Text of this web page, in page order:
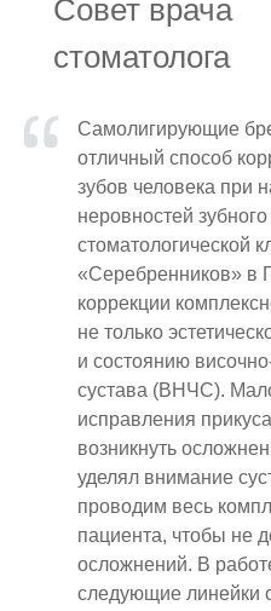
Самолигирующие
отличный способ
зубов человека при
неровностей
стоматологической
«Серебренников» в
коррекции
не только
и состоянию
сустава (ВНЧС).
исправления
возникнуть
уделял внимание
проводим весь
пациента, чтобы не
осложнений. В
следующие линейки
Совет врача
стоматолога